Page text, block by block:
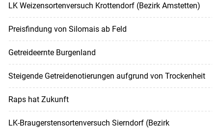
LK Weizensortenversuch Krottendorf (Bezirk Amstetten)
Preisfindung von Silomais ab Feld
Getreideernte Burgenland
Steigende Getreidenotierungen aufgrund von Trockenheit
Raps hat Zukunft
LK-Braugerstensortenversuch Sierndorf (Bezirk